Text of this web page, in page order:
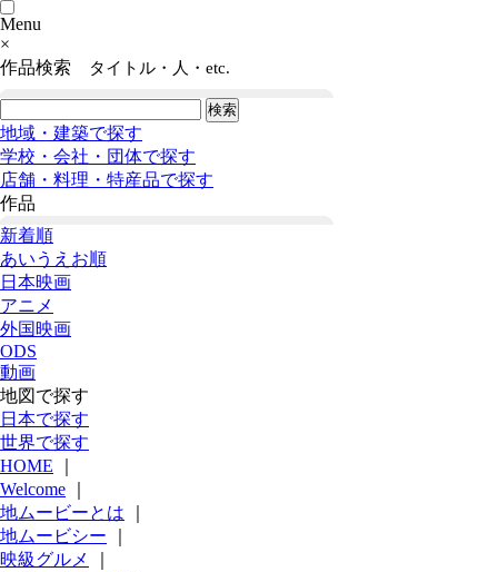
Menu
×
作品検索
タイトル・人・etc.
地域・建築で探す
学校・会社・団体で探す
店舗・料理・特産品で探す
作品
新着順
あいうえお順
日本映画
アニメ
外国映画
ODS
動画
地図で探す
日本で探す
世界で探す
HOME
Welcome
地ムービーとは
地ムービシー
映級グルメ